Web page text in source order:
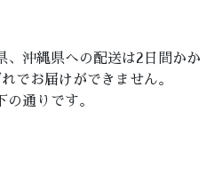
沖縄県への配送は2日間かか
でお届けができません。
通りです。